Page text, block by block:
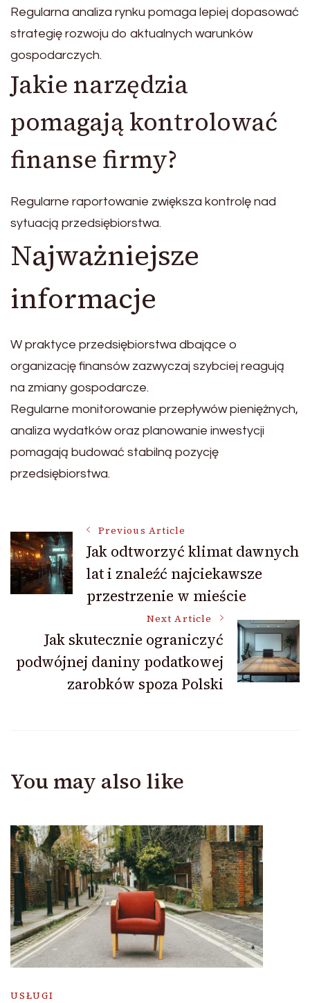
Regularna analiza rynku pomaga lepiej dopasować
strategię rozwoju do aktualnych warunków
gospodarczych.
Jakie narzędzia
pomagają kontrolować
finanse firmy?
Regularne raportowanie zwiększa kontrolę nad
sytuacją przedsiębiorstwa.
Najważniejsze
informacje
W praktyce przedsiębiorstwa dbające o
organizację finansów zazwyczaj szybciej reagują
na zmiany gospodarcze.
Regularne monitorowanie przepływów pieniężnych,
analiza wydatków oraz planowanie inwestycji
pomagają budować stabilną pozycję
przedsiębiorstwa.
Post
Navigation
Previous Article
Jak odtworzyć klimat dawnych
lat i znaleźć najciekawsze
przestrzenie w mieście
Next Article
Jak skutecznie ograniczyć
podwójnej daniny podatkowej
zarobków spoza Polski
You may also like
USŁUGI